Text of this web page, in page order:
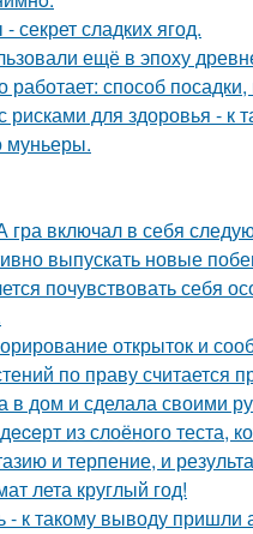
сладких ягод.
ещё в эпоху
работает: способ
для здоровья - к
муньеры.
включал в себя
выпускать новые
почувствовать себя
открыток и
по праву считается
дом и сделала своими
из слоёного теста,
и терпение, и
лета круглый год!
- к такому выводу пришли